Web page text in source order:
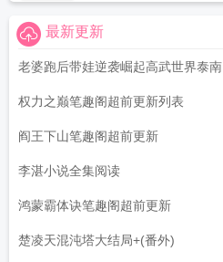
最新更新
老婆跑后带娃逆袭崛起高武世界泰南
权力之巅笔趣阁超前更新列表
阎王下山笔趣阁超前更新
李湛小说全集阅读
鸿蒙霸体诀笔趣阁超前更新
楚凌天混沌塔大结局+(番外)